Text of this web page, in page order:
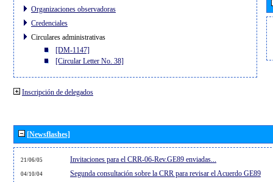
Organizaciones observadoras
Credenciales
Circulares administrativas
[DM-1147]
[Circular Letter No. 38]
Inscripción de delegados
[Newsflashes]
21/06/05 Invitaciones para el CRR-06-Rev.GE89 enviadas...
04/10/04 Segunda consultación sobre la CRR para revisar el Acuerdo GE89